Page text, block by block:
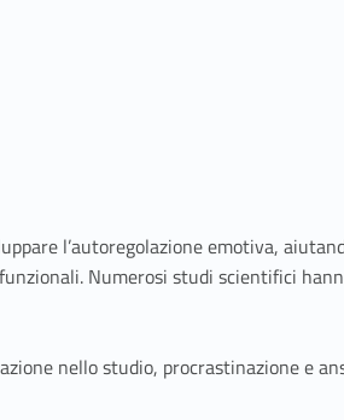
l’autoregolazione emotiva,
Numerosi studi scientifici
nello studio, procrastinazione e